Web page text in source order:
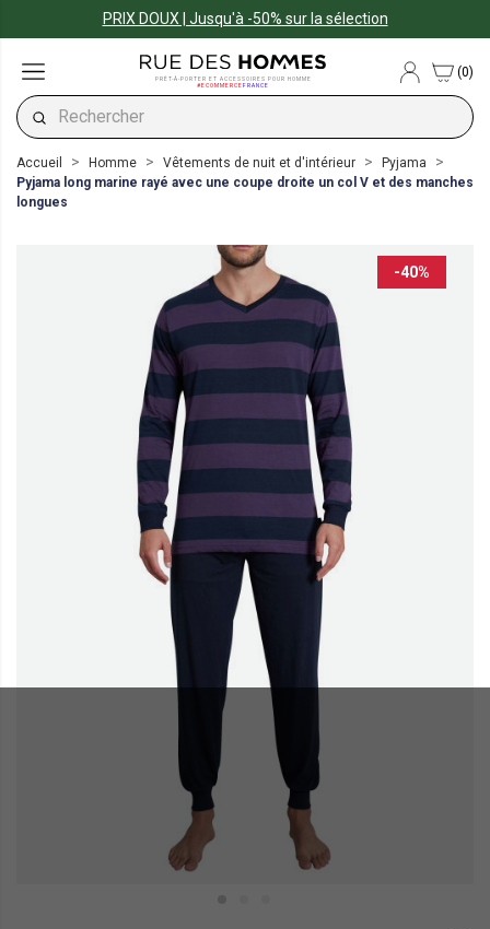
PRIX DOUX | Jusqu'à -50% sur la sélection
PRÊT-À-PORTER ET ACCESSOIRES POUR HOMME
#ECOMMERCEFRANCE
(0)
Accueil Homme Vêtements de nuit et d'intérieur
Pyjama
Pyjama long marine rayé avec une coupe droite un col V et des manches
longues
-40%